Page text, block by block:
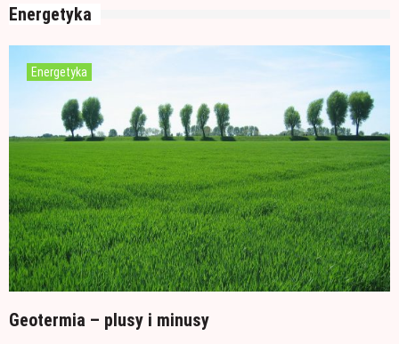
Energetyka
Energetyka
Geotermia – plusy i minusy